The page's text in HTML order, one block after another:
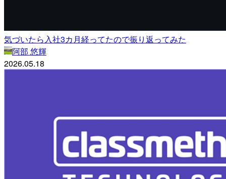
気づいたら入社3カ月経ってたので振り返ってみた
阿部 悠輝
2026.05.18